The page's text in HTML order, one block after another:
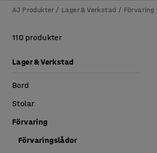
AJ Produkter Lager & Verkstad Förvaring
110 produkter
Lager & Verkstad
Bord
Stolar
Förvaring
Förvaringslådor